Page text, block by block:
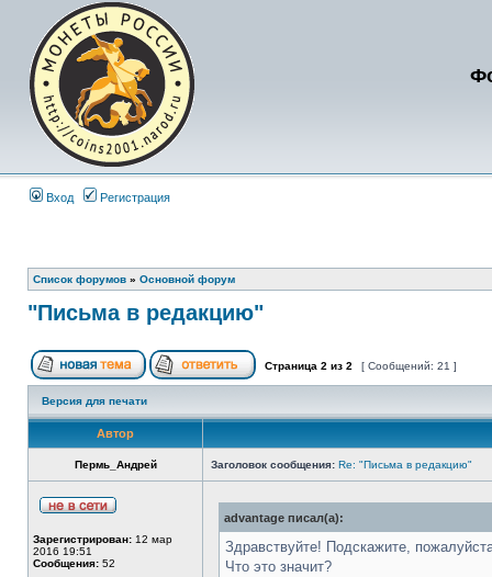
Вход Регистрация
Список форумов » Основной форум
"Письма в редакцию"
Страница 2 из 2 [ Сообщений: 21 ]
Версия для печати
Автор
Пермь_Андрей Заголовок сообщения: Re: "Письма в редакцию"
Зарегистрирован: 12 мар
2016 19:51
Сообщения: 52
advantage писал(а):
Здравствуйте! Подскажите,
Что это значит?